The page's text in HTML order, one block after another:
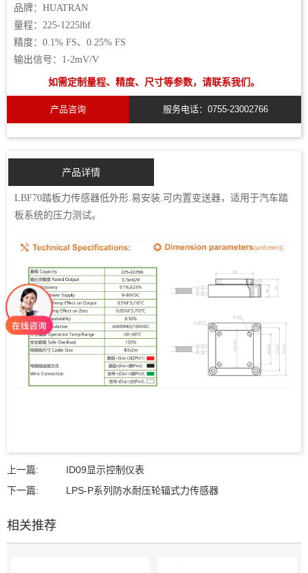
品牌： HUATRAN
量程： 225-1225lbf
精度： 0.1% FS、 0.25% FS
输出信号： 1-2mV/V
如需定制量程、精度、尺寸等参数，请联系我们。
产品咨询 服务电话：0755-23002766
产品详情
LBF70踏板力传感器低外形.易安装.可内置变送器，适用于汽车踏
板系统的压力测试。
上一篇:
ID09显示控制仪表
下一篇:
LPS-P系列防水耐压轮辐式力传感器
相关推荐